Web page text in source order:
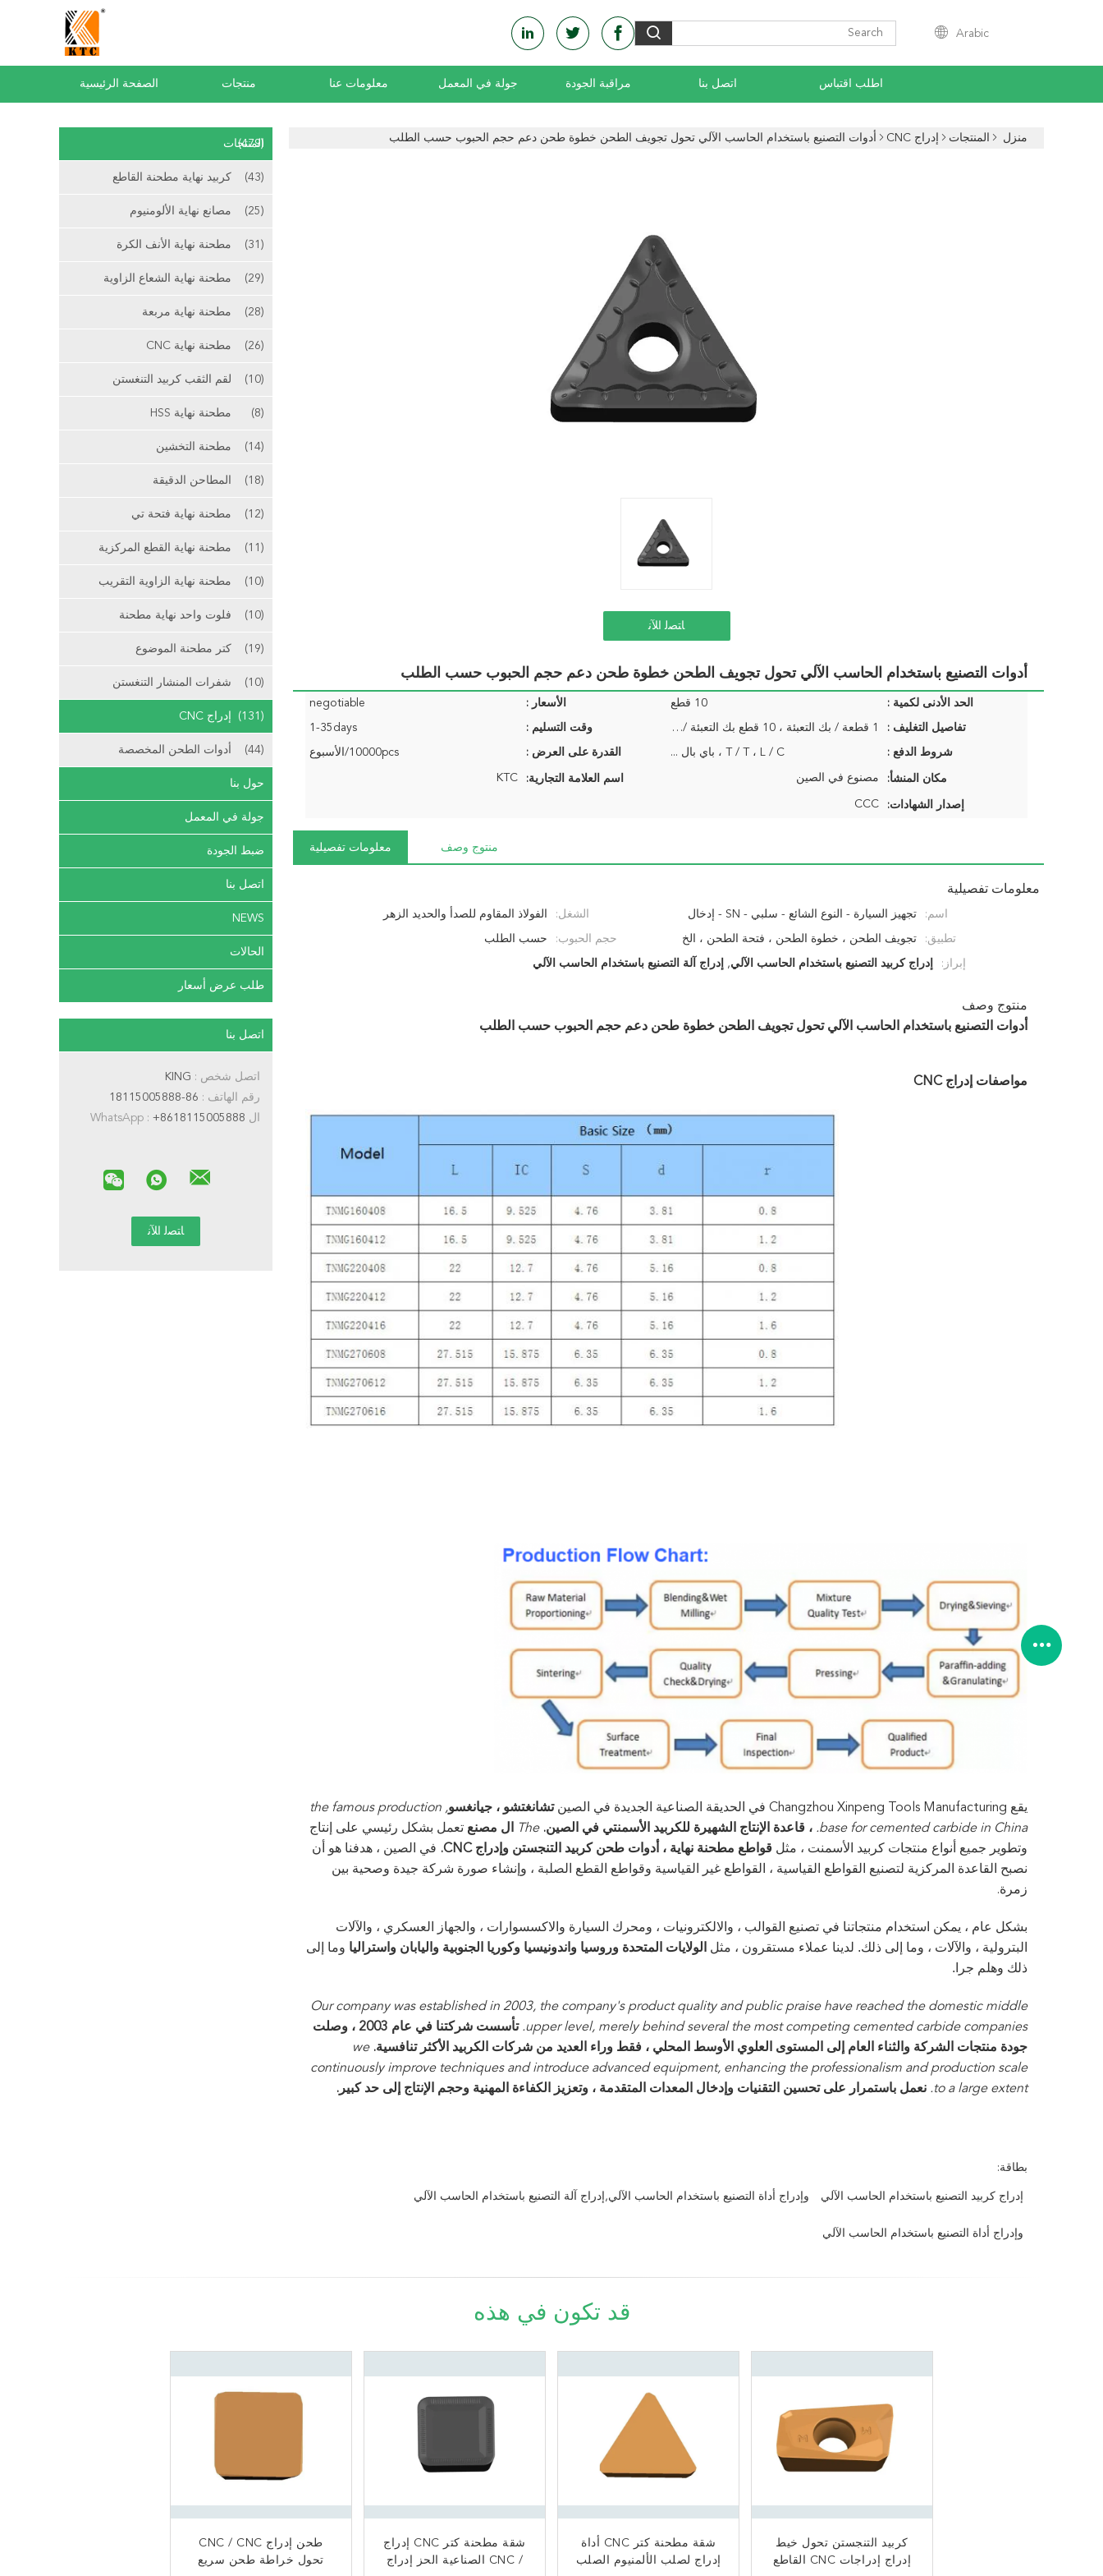
Arabic
الصفحة الرئيسية منتجات معلومات عنا جولة في المعمل مراقبة الجودة اتصل بنا اطلب اقتباس
المنتجات(479)
كربيد نهاية مطحنة القاطع (43)
مصانع نهاية الألومنيوم (25)
مطحنة نهاية الأنف الكرة (31)
مطحنة نهاية الشعاع الزاوية (29)
مطحنة نهاية مربعة (28)
مطحنة نهاية CNC (26)
لقم الثقب كربيد التنغستن (10)
مطحنة نهاية HSS (8)
مطحنة التخشين (14)
المطاحن الدقيقة (18)
مطحنة نهاية فتحة تي (12)
مطحنة نهاية القطع المركزية (11)
مطحنة نهاية الزاوية التقريب (10)
فلوت واحد نهاية مطحنة (10)
كتر مطحنة الموضوع (19)
شفرات المنشار التنغستن (10)
إدراج CNC (131)
أدوات الطحن المخصصة (44)
حول بنا
جولة في المعمل
ضبط الجودة
اتصل بنا
NEWS
الحالات
طلب عرض أسعار
اتصل بنا
اتصل شخص :
رقم الهاتف :
ال WhatsApp : +8618115005888
منزل المنتجات إدراج CNC أدوات التصنيع باستخدام الحاسب الآلي تحول تجويف الطحن خطوة طحن دعم حجم الحبوب حسب الطلب
ﺎﺘﺼﻟ ﺍﻶﻧ
أدوات التصنيع باستخدام الحاسب الآلي تحول تجويف الطحن خطوة طحن دعم حجم الحبوب حسب الطلب
الحد الأدنى لكمية : 10 قطع الأسعار : negotiable
تفاصيل التغليف : 1 قطعة / بك التعبئة ، 10 قطع بك التعبئة / حزمة ... وقت التسليم : 1-35days
شروط الدفع : T / T ، L / C ، باي بال ... القدرة على العرض : 10000pcs/الأسبوع
مكان المنشأ: مصنوع في الصين اسم العلامة التجارية: KTC
إصدار الشهادات: CCC
معلومات تفصيلية منتوج وصف
معلومات تفصيلية
اسم: تجهيز السيارة - النوع الشائع - سلبي - SN - إدخال
CNC
الشغل: الفولاذ المقاوم للصدأ والحديد الزهر
تطبيق: تجويف الطحن ، خطوة الطحن ، فتحة الطحن ، الخ حجم الحبوب: حسب الطلب
إبراز: إدراج كربيد التصنيع باستخدام الحاسب الآلي, إدراج آلة التصنيع باستخدام الحاسب الآلي
منتوج وصف
أدوات التصنيع باستخدام الحاسب الآلي تحول تجويف الطحن خطوة طحن دعم حجم الحبوب حسب الطلب
مواصفات إدراج CNC
يقع Changzhou Xinpeng Tools Manufacturing في الحديقة الصناعية الجديدة في الصين تشانغتشو ، جيانغسو , the famous production
base for cemented carbide in China. ، قاعدة الإنتاج الشهيرة للكربيد الأسمنتي في الصين. The ال مصنع تعمل بشكل رئيسي على إنتاج
وتطوير جميع أنواع منتجات كربيد الأسمنت ، مثل قواطع مطحنة نهاية ، أدوات طحن كربيد التنجستن وإدراج CNC.
في الصين ، هدفنا هو أن
نصبح القاعدة المركزية لتصنيع القواطع القياسية ، القواطع غير القياسية وقواطع القطع الصلبة ، وإنشاء صورة شركة جيدة وصحية بين
زمرة.
بشكل عام ، يمكن استخدام منتجاتنا في تصنيع القوالب ، والالكترونيات ، ومحرك السيارة والاكسسوارات ، والجهاز العسكري ، والآلات
البترولية ، والآلات ، وما إلى ذلك. لدينا عملاء مستقرون ، مثل
الولايات المتحدة وروسيا واندونيسيا وكوريا الجنوبية واليابان واستراليا وما إلى
ذلك وهلم جرا.
Our company was established in 2003, the company's product quality and public praise have reached the domestic middle
upper level, merely behind several the most competing cemented carbide companies.
تأسست شركتنا في عام 2003 ، وصلت
جودة منتجات الشركة والثناء العام إلى المستوى العلوي الأوسط المحلي ، فقط وراء العديد من شركات الكربيد الأكثر تنافسية. we
continuously improve techniques and introduce advanced equipment, enhancing the professionalism and production scale
to a large extent.
نعمل باستمرار على تحسين التقنيات وإدخال المعدات المتقدمة ، وتعزيز الكفاءة المهنية وحجم الإنتاج إلى حد كبير.
بطاقة:
إدراج كربيد التصنيع باستخدام الحاسب الآلي وإدراج أداة التصنيع باستخدام الحاسب الآلي,إدراج آلة التصنيع باستخدام الحاسب الآلي
وإدراج أداة التصنيع باستخدام الحاسب الآلي
قد تكون في هذه
طحن إدراج CNC / CNC
تحول خراطة طحن سريع
شقة مطحنة كتر CNC إدراج
/ CNC الصناعية الحز إدراج
شقة مطحنة كتر CNC أداة
إدراج لصلب الألمنيوم الصلب
كربيد التنجستن تحول خيط
إدراج إدراجات CNC القاطع
إدراج كربيد التنجستن
مخرطة CNC كربيد تحول
ممتاز سطح إنهاء الصلب
القاطع العمل خيوط إدراج
إدراج مربع الكتف باستخدام
الحاسب الآلي / أدوات تحول
الأكثر مبيعا الأصلي كربيد
التنجستن cnc تحول أداة